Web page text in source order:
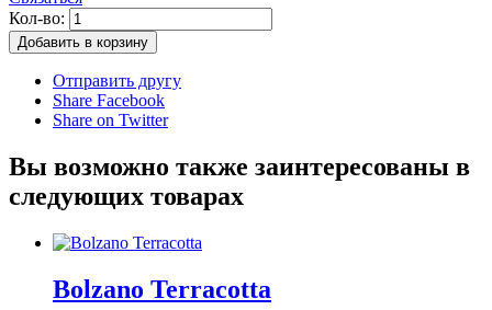
Кол-во:
Добавить в корзину
Отправить другу
Share Facebook
Share on Twitter
Вы возможно также заинтересованы в
следующих товарах
Bolzano Terracotta